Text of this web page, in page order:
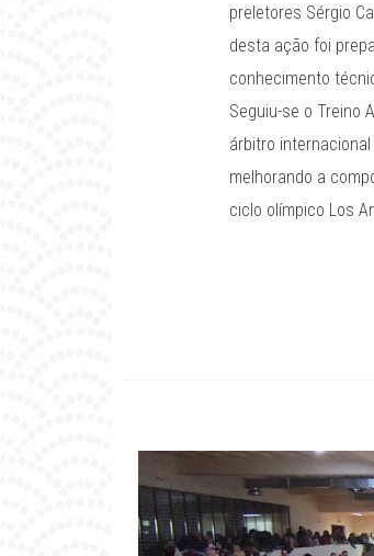
preletores Sérgio
desta ação foi
conhecimento
Seguiu-se o Treino
árbitro
melhorando a
ciclo olímpico Los